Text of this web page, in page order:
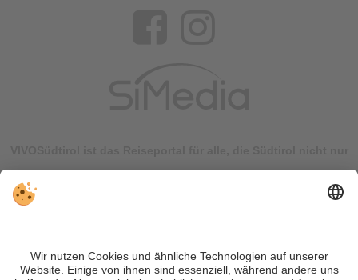
können Fehler auftreten. Wir übernehmen keine Gewähr für